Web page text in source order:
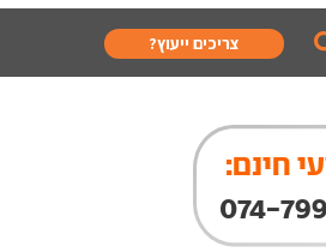
צריכים ייעוץ?
חינם: